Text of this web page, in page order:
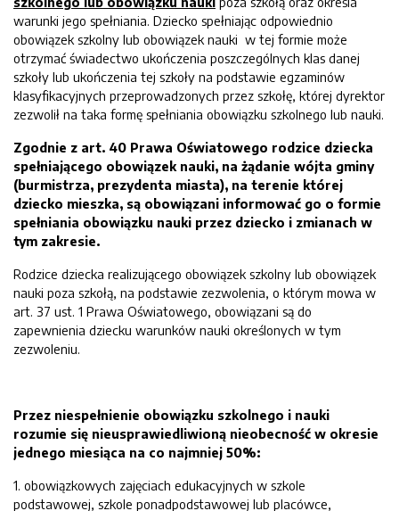
warunki jego spełniania. Dziecko spełniając odpowiednio
obowiązek szkolny lub obowiązek nauki w tej formie może
otrzymać świadectwo ukończenia poszczególnych klas danej
szkoły lub ukończenia tej szkoły na podstawie egzaminów
klasyfikacyjnych przeprowadzonych przez szkołę, której dyrektor
zezwolił na taka formę spełniania obowiązku szkolnego lub nauki.
Zgodnie z art. 40 Prawa Oświatowego rodzice dziecka
spełniającego obowiązek nauki, na żądanie wójta gminy
(burmistrza, prezydenta miasta), na terenie której
dziecko mieszka, są obowiązani informować go o formie
spełniania obowiązku nauki przez dziecko i zmianach w
tym zakresie.
Rodzice dziecka realizującego obowiązek szkolny lub obowiązek
nauki poza szkołą, na podstawie zezwolenia, o którym mowa w
art. 37 ust. 1 Prawa Oświatowego, obowiązani są do
zapewnienia dziecku warunków nauki określonych w tym
zezwoleniu.
Przez niespełnienie obowiązku szkolnego i nauki
rozumie się nieusprawiedliwioną nieobecność w okresie
jednego miesiąca na co najmniej 50%:
1. obowiązkowych zajęciach edukacyjnych w szkole
podstawowej, szkole ponadpodstawowej lub placówce,